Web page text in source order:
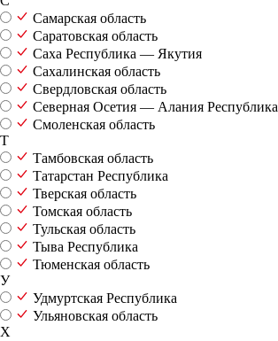
Самарская область
Саратовская область
Саха Республика — Якутия
Сахалинская область
Свердловская область
Северная Осетия — Алания Республика
Смоленская область
Т
Тамбовская область
Татарстан Республика
Тверская область
Томская область
Тульская область
Тыва Республика
Тюменская область
У
Удмуртская Республика
Ульяновская область
Х